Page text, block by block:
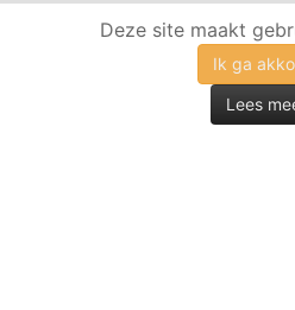
Deze site maakt
Ik ga
Lees